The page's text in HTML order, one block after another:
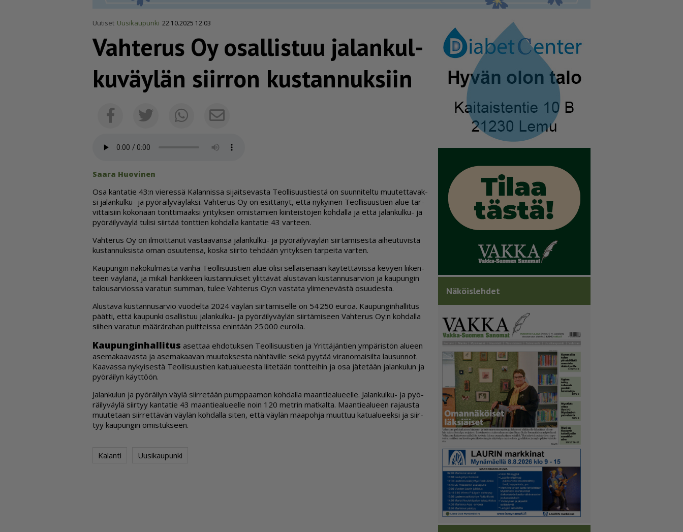
Uutiset Uusikaupunki 22.10.2025 12.03
Vahterus Oy osallistuu jalan­kul­
ku­väylän siirron kustannuksiin
FacebookTwitterWhatsappSähköposti
Saa­ra Huo­vi­nen
Osa kan­ta­tie 43:n vie­res­sä Ka­lan­nis­sa si­jait­se­vas­ta Te­ol­li­suus­ties­tä on suun­ni­tel­tu muu­tet­ta­vak­
si ja­lan­kul­ku- ja pyö­räi­ly­väy­läk­si. Vah­te­rus Oy on esit­tä­nyt, et­tä ny­kyi­nen Te­ol­li­suus­tien alue tar­
vit­tai­siin ko­ko­naan tont­ti­maak­si yri­tyk­sen omis­ta­mien kiin­teis­tö­jen koh­dal­la ja et­tä ja­lan­kul­ku- ja
pyö­räi­ly­väy­lä tu­li­si siir­tää tont­tien koh­dal­la kan­ta­tie 43 var­teen.
Vah­te­rus Oy on il­moit­ta­nut vas­taa­van­sa ja­lan­kul­ku- ja pyö­räi­ly­väy­län siir­tä­mi­ses­tä ai­heu­tu­vis­ta
kus­tan­nuk­sis­ta oman osuu­ten­sa, kos­ka siir­to teh­dään yri­tyk­sen tar­pei­ta var­ten.
Kau­pun­gin nä­kö­kul­mas­ta van­ha Te­ol­li­suus­tien alue oli­si sel­lai­se­naan käy­tet­tä­vis­sä ke­vy­en lii­ken­
teen väy­lä­nä, ja mi­kä­li hank­keen kus­tan­nuk­set ylit­tä­vät alus­ta­van kus­tan­nu­sar­vi­on ja kau­pun­gin
ta­lou­sar­vi­os­sa va­ra­tun sum­man, tu­lee Vah­te­rus Oy:n vas­ta­ta yli­me­ne­väs­tä osuu­des­ta.
Alus­ta­va kus­tan­nu­sar­vio vuo­del­ta 2024 väy­län siir­tä­mi­sel­le on 54 250 eu­roa. Kau­pun­gin­hal­li­tus
päät­ti, et­tä kau­pun­ki osal­lis­tuu ja­lan­kul­ku- ja pyö­räi­ly­väy­län siir­tä­mi­seen Vah­te­rus Oy:n koh­dal­la
sii­hen va­ra­tun mää­rä­ra­han puit­teis­sa enin­tään 25 000 eu­rol­la.
Kau­pun­gin­hal­li­tus aset­taa eh­do­tuk­sen Te­ol­li­suus­tien ja Yrit­tä­jän­tien ym­pä­ris­tön alu­een
ase­ma­kaa­vas­ta ja ase­ma­kaa­van muu­tok­ses­ta näh­tä­vil­le sekä pyy­tää vi­ra­no­mai­sil­ta lau­sun­not.
Kaa­vas­sa ny­kyi­ses­tä Te­ol­li­suus­tien ka­tu­a­lu­ees­ta lii­te­tään tont­tei­hin ja osa jä­te­tään ja­lan­ku­lun ja
pyö­räi­lyn käyt­töön.
Ja­lan­ku­lun ja pyö­räi­lyn väy­lä siir­re­tään pump­paa­mon koh­dal­la maan­tie­a­lu­eel­le. Ja­lan­kul­ku- ja pyö­
räi­ly­väy­lä siir­tyy kan­ta­tie 43 maan­tie­a­lu­eel­le noin 120 met­rin mat­kal­ta. Maan­tie­a­lu­een ra­jaus­ta
muu­te­taan siir­ret­tä­vän väy­län koh­dal­la si­ten, et­tä väy­län maa­poh­ja muut­tuu ka­tu­a­lu­eek­si ja siir­
tyy kau­pun­gin omis­tuk­seen.
Kalanti Uusikaupunki
Näköislehdet